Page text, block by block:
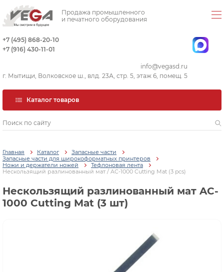
Продажа промышленного
и печатного оборудования
+7 (495) 868-20-10
+7 (916) 430-11-01
info@vegasd.ru
г. Мытищи, Волковское ш., влд. 23А, стр. 5, этаж 6, помещ. 5
Каталог товаров
Главная Каталог
Запасные части
Запасные части для широкоформатных принтеров
Ножи и держатели ножей
Тефлоновая лента
Нескользящий разлинованный мат / AC-1000 Cutting Mat (3 pcs)
Нескользящий разлинованный мат AC-
1000 Cutting Mat (3 шт)